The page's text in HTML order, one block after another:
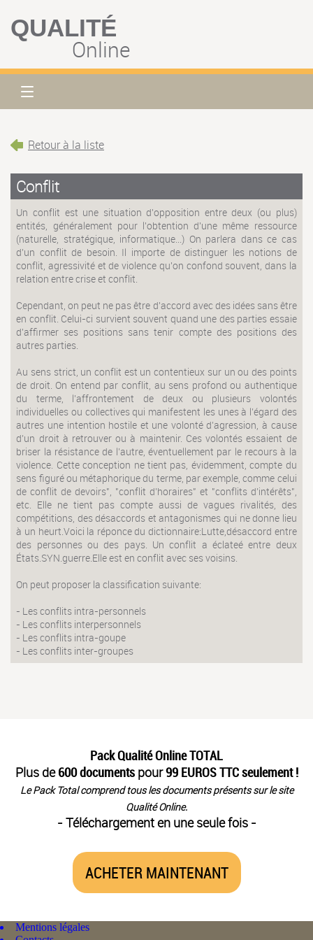
QUALITÉ
Online
Retour à la liste
Conflit
Un conflit est une situation d'opposition entre deux (ou plus)
entités, généralement pour l'obtention d'une même ressource
(naturelle, stratégique, informatique...) On parlera dans ce cas
d'un conflit de besoin. Il importe de distinguer les notions de
conflit, agressivité et de violence qu'on confond souvent, dans la
relation entre crise et conflit.
Cependant, on peut ne pas être d'accord avec des idées sans être
en conflit. Celui-ci survient souvent quand une des parties essaie
d'affirmer ses positions sans tenir compte des positions des
autres parties.
Au sens strict, un conflit est un contentieux sur un ou des points
de droit. On entend par conflit, au sens profond ou authentique
du terme, l’affrontement de deux ou plusieurs volontés
individuelles ou collectives qui manifestent les unes à l’égard des
autres une intention hostile et une volonté d’agression, à cause
d’un droit à retrouver ou à maintenir. Ces volontés essaient de
briser la résistance de l’autre, éventuellement par le recours à la
violence. Cette conception ne tient pas, évidemment, compte du
sens figuré ou métaphorique du terme, par exemple, comme celui
de conflit de devoirs", "conflit d’horaires" et "conflits d’intérêts",
etc. Elle ne tient pas compte aussi de vagues rivalités, des
compétitions, des désaccords et antagonismes qui ne donne lieu
à un heurt.Voici la réponce du dictionnaire:Lutte,désaccord entre
des personnes ou des pays. Un conflit a éclateé entre deux
États.SYN.guerre.Elle est en conflit avec ses voisins.
On peut proposer la classification suivante:
- Les conflits intra-personnels
- Les conflits interpersonnels
- Les conflits intra-goupe
- Les conflits inter-groupes
Pack Qualité Online TOTAL
Plus de600 documentspour99 EUROS TTC seulement !
Le Pack Total comprend tous les documents présents sur le site
Qualité Online.
- Téléchargement en une seule fois -
ACHETER MAINTENANT
Mentions légales